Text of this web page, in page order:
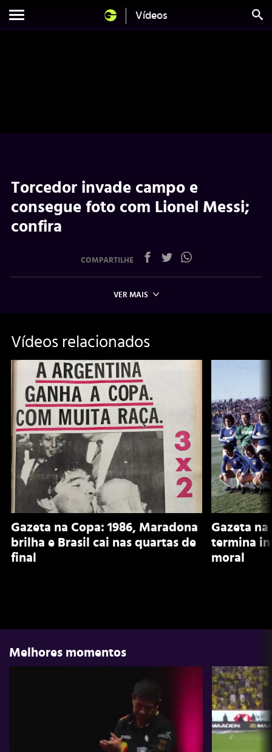
Vídeos
Torcedor invade campo e
consegue foto com Lionel Messi;
confira
COMPARTILHE
VER MAIS
Vídeos relacionados
Gazeta na Copa: 1986, Maradona
brilha e Brasil cai nas quartas de
final
Gazeta na
termina
moral
Melhores momentos